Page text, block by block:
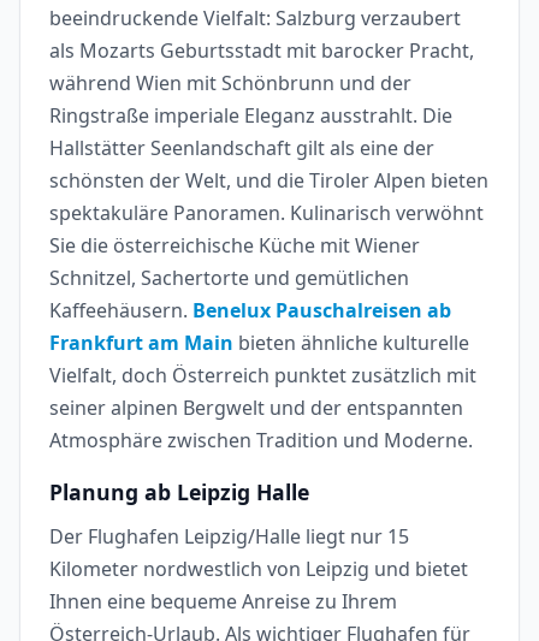
beeindruckende Vielfalt: Salzburg verzaubert
als Mozarts Geburtsstadt mit barocker Pracht,
während Wien mit Schönbrunn und der
Ringstraße imperiale Eleganz ausstrahlt. Die
Hallstätter Seenlandschaft gilt als eine der
schönsten der Welt, und die Tiroler Alpen bieten
spektakuläre Panoramen. Kulinarisch verwöhnt
Sie die österreichische Küche mit Wiener
Schnitzel, Sachertorte und gemütlichen
Kaffeehäusern. Benelux Pauschalreisen ab
Frankfurt am Main bieten ähnliche kulturelle
Vielfalt, doch Österreich punktet zusätzlich mit
seiner alpinen Bergwelt und der entspannten
Atmosphäre zwischen Tradition und Moderne.
Planung ab Leipzig Halle
Der Flughafen Leipzig/Halle liegt nur 15
Kilometer nordwestlich von Leipzig und bietet
Ihnen eine bequeme Anreise zu Ihrem
Österreich-Urlaub. Als wichtiger Flughafen für